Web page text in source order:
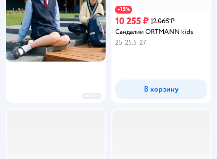
−15%
10 255 ₽ 12 065 ₽
Сандалии ORTMANN kids
25 25.5 27
В корзину